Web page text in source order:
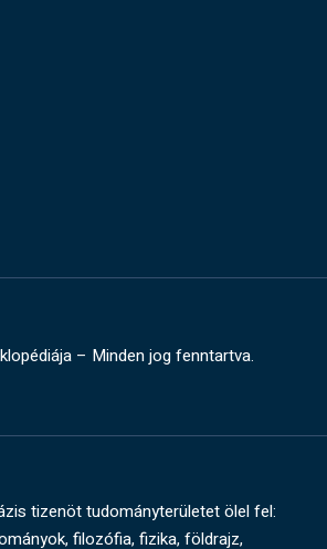
– Minden jog fenntartva.
tizenöt tudományterületet ölel fel:
filozófia, fizika, földrajz,